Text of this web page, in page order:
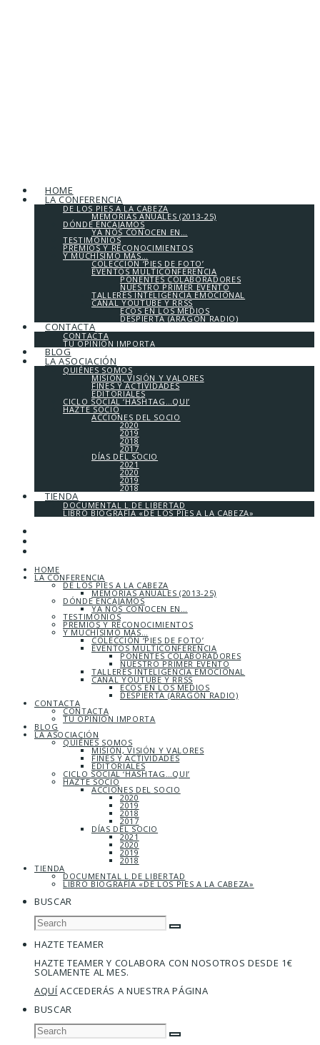
HOME
LA CONFERENCIA
DE LOS PIES A LA CABEZA
MEMORIAS ANUALES (2013-25)
DÓNDE ENCAJAMOS
YA NOS CONOCEN EN…
TESTIMONIOS
PREMIOS Y RECONOCIMIENTOS
Y MUCHÍSIMO MÁS…
COLECCIÓN ‘PIES DE FOTO’
EVENTOS MULTICONFERENCIA
PONENTES COLABORADORES
NUESTRO PRIMER EVENTO
TALLERES INTELIGENCIA EMOCIONAL
CANAL YOUTUBE Y RRSS
ECOS EN LOS MEDIOS
DESPIERTA (ARAGÓN RADIO)
CONTACTA
CONTACTA
TU OPINIÓN IMPORTA
BLOG
LA ASOCIACIÓN
QUIÉNES SOMOS
MISIÓN, VISIÓN Y VALORES
FINES Y ACTIVIDADES
EDITORIALES
CICLO SOCIAL ‘HASHTAG…QUI’
HAZTE SOCIO
ACCIONES DEL SOCIO
2020
2019
2018
2017
DÍAS DEL SOCIO
2021
2020
2019
2018
TIENDA
DOCUMENTAL L DE LIBERTAD
LIBRO BIOGRAFÍA «DE LOS PIES A LA CABEZA»
HOME
LA CONFERENCIA
DE LOS PIES A LA CABEZA
MEMORIAS ANUALES (2013-25)
DÓNDE ENCAJAMOS
YA NOS CONOCEN EN…
TESTIMONIOS
PREMIOS Y RECONOCIMIENTOS
Y MUCHÍSIMO MÁS…
COLECCIÓN ‘PIES DE FOTO’
EVENTOS MULTICONFERENCIA
PONENTES COLABORADORES
NUESTRO PRIMER EVENTO
TALLERES INTELIGENCIA EMOCIONAL
CANAL YOUTUBE Y RRSS
ECOS EN LOS MEDIOS
DESPIERTA (ARAGÓN RADIO)
CONTACTA
CONTACTA
TU OPINIÓN IMPORTA
BLOG
LA ASOCIACIÓN
QUIÉNES SOMOS
MISIÓN, VISIÓN Y VALORES
FINES Y ACTIVIDADES
EDITORIALES
CICLO SOCIAL ‘HASHTAG…QUI’
HAZTE SOCIO
ACCIONES DEL SOCIO
2020
2019
2018
2017
DÍAS DEL SOCIO
2021
2020
2019
2018
TIENDA
DOCUMENTAL L DE LIBERTAD
LIBRO BIOGRAFÍA «DE LOS PIES A LA CABEZA»
BUSCAR
HAZTE TEAMER
HAZTE TEAMER Y COLABORA CON NOSOTROS DESDE 1€
SOLAMENTE AL MES.
AQUÍACCEDERÁS A NUESTRA PÁGINA
BUSCAR